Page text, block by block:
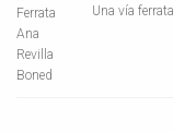
Una vía